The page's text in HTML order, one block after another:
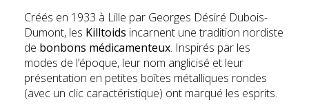
Créés en 1933 à Lille par Georges Désiré Dubois-
Dumont, les Killtoids incarnent une tradition nordiste
de bonbons médicamenteux. Inspirés par les
modes de l’époque, leur nom anglicisé et leur
présentation en petites boîtes métalliques rondes
(avec un clic caractéristique) ont marqué les esprits.